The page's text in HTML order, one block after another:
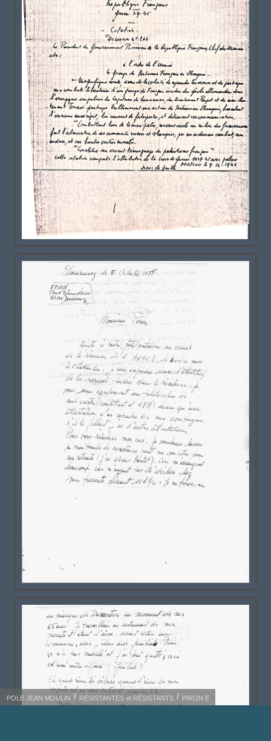
POLE JEAN MOULIN RÉSISTANTES et RÉSISTANTS PIRON E